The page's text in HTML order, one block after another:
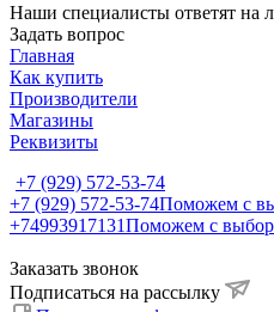
Наши специалисты ответят на
Задать вопрос
Главная
Как купить
Производители
Магазины
Реквизиты
+7 (929) 572-53-74
+7 (929) 572-53-74Поможем с
+74993917131Поможем с
Заказать звонок
Подписаться на рассылку